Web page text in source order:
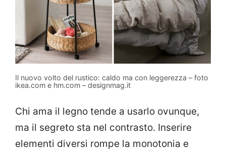
Il nuovo volto del rustico: caldo ma con leggerezza – foto
ikea.com e hm.com – designmag.it
Chi ama il legno tende a usarlo ovunque,
ma il segreto sta nel contrasto. Inserire
elementi diversi rompe la monotonia e